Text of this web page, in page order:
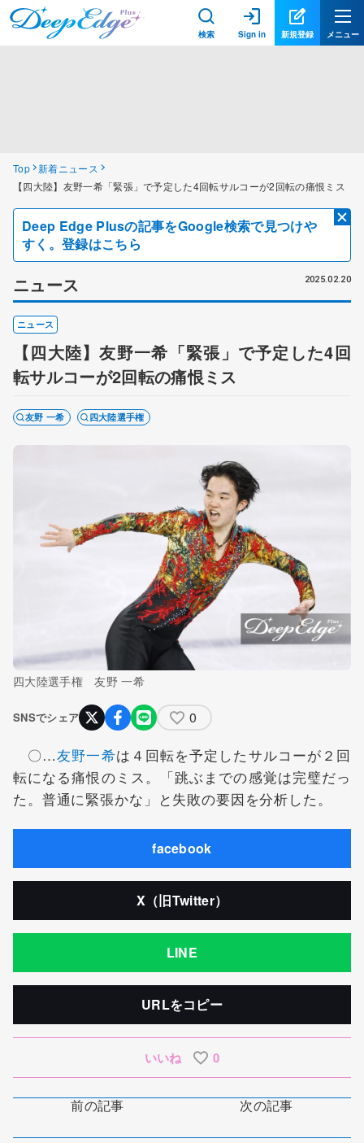
検索 Sign in 新規登録 メニュー
Top 新着ニュース
【四大陸】友野一希「緊張」で予定した4回転サルコーが2回転の痛恨ミス
Deep Edge Plusの記事をGoogle検索で見つけや
すく。登録はこちら
ニュース 2025.02.20
ニュース
【四大陸】友野一希「緊張」で予定した4回
転サルコーが2回転の痛恨ミス
友野 一希 四大陸選手権
四大陸選手権 友野 一希
SNSでシェア 0
〇…友野一希は４回転を予定したサルコーが２回
転になる痛恨のミス。「跳ぶまでの感覚は完璧だっ
た。普通に緊張かな」と失敗の要因を分析した。
facebook
X（旧Twitter）
LINE
URLをコピー
いいね 0
前の記事 次の記事